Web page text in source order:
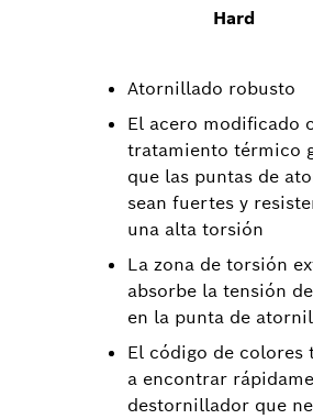
Hard
Atornillado robusto
El acero modificado
tratamiento térmico
que las puntas de
sean fuertes y
una alta torsión
La zona de torsión
absorbe la tensión
en la punta de
El código de colores
a encontrar
destornillador que